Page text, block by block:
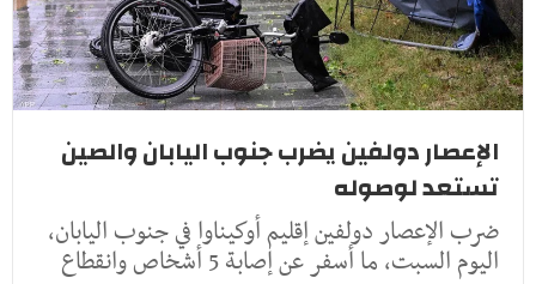
الإعصار دولفين يضرب جنوب اليابان والصين
تستعد لوصوله
ضرب الإعصار دولفين إقليم أوكيناوا في جنوب اليابان،
اليوم السبت، ما أسفر عن إصابة 5 أشخاص وانقطاع